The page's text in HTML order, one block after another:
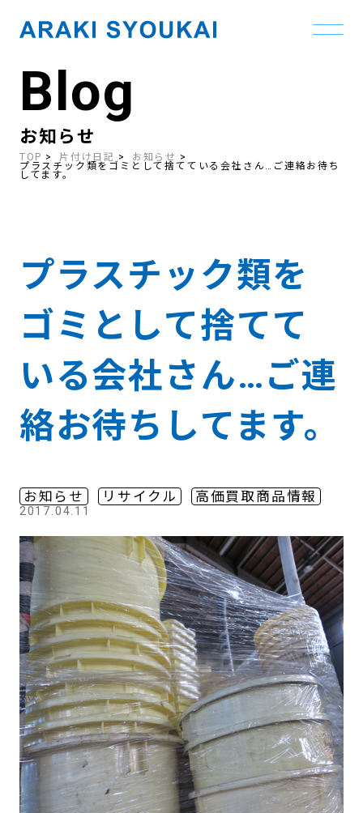
contentBlog
お知らせ
TOP 片付け日記 お知らせ
プラスチック類をゴミとして捨てている会社さん…ご連絡お待ち
してます。
プラスチック類を
ゴミとして捨てて
いる会社さん…ご連
絡お待ちしてます。
お知らせ リサイクル 高価買取商品情報
2017.04.11